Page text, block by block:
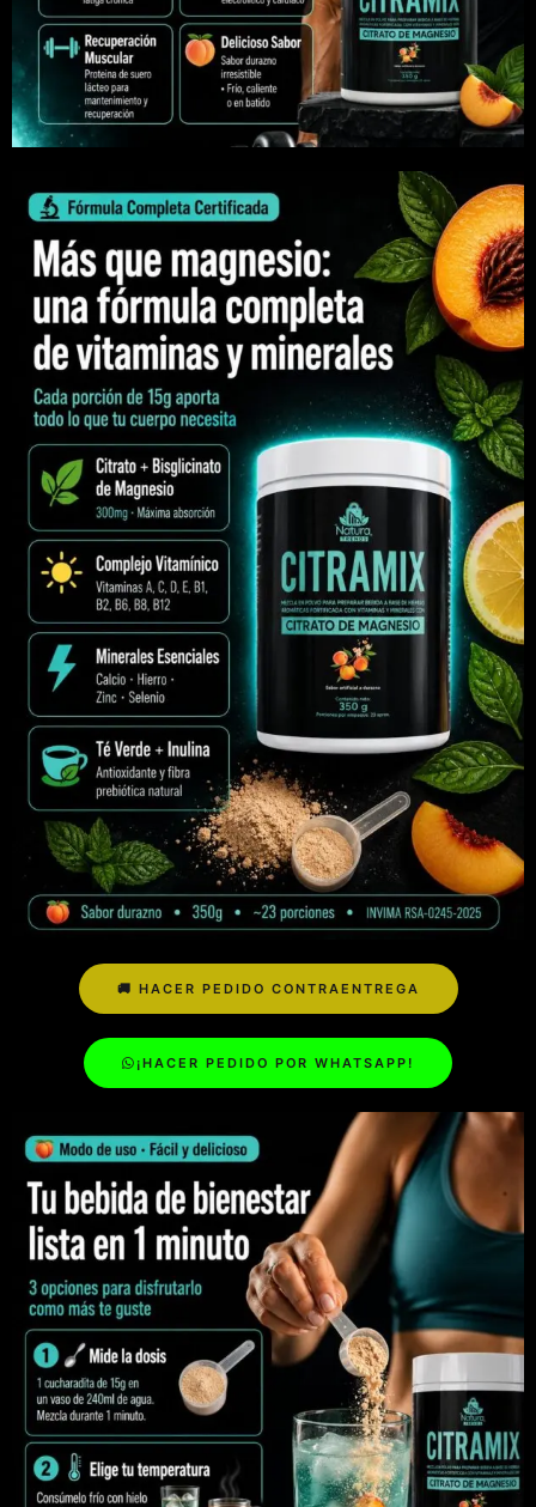
🚚 HACER PEDIDO CONTRAENTREGA
¡HACER PEDIDO POR WHATSAPP!